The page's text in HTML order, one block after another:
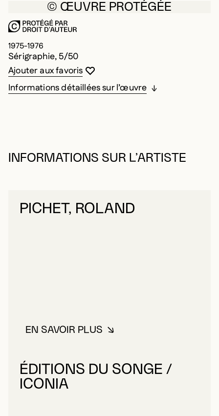
© ŒUVRE PROTÉGÉE
1975-1976
Sérigraphie, 5/50
Vous devez être connecté pour ajouter
Fermer la modale
Ouvrir la modale
Ajouter aux favoris
Informations détaillées sur l’œuvre
INFORMATIONS SUR L’ARTISTE
PICHET, ROLAND
EN SAVOIR PLUSÀ PROPOS DE PICHET, ROLAND
ÉDITIONS DU SONGE /
ICONIA